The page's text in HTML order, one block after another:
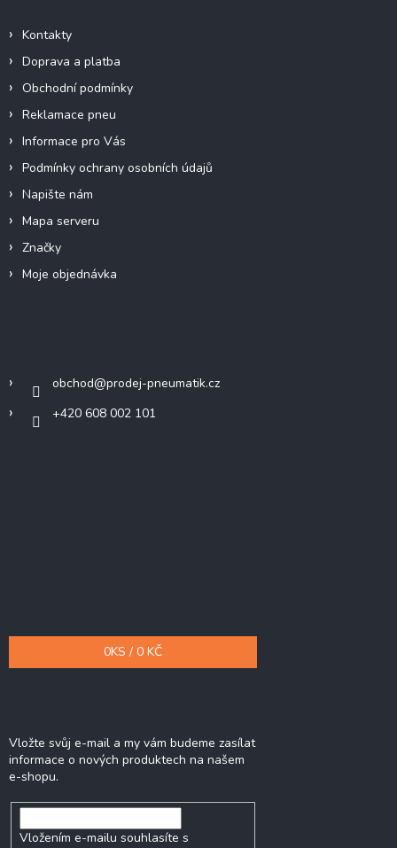
Kontakty
Doprava a platba
Obchodní podmínky
Reklamace pneu
Informace pro Vás
Podmínky ochrany osobních údajů
Napište nám
Mapa serveru
Značky
Moje objednávka
obchod@prodej-pneumatik.cz
+420 608 002 101
0KS / 0 KČ
Vložte svůj e-mail a my vám budeme zasílat
informace o nových produktech na našem
e-shopu.
Vložením e-mailu souhlasíte s